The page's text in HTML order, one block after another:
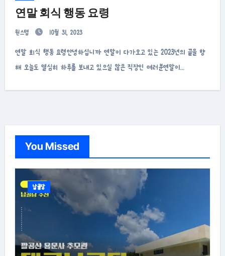
연말 회식 행동 요령
원스텝 10월 31, 2023
연말 회식 행동 요령안녕하십니까 연말이 다가오고 있는 2023년의 끝을 향
해 오늘도 열심히 하루를 보내고 있으실 많은 직장인 여러분연말이…
You Missed
납골당